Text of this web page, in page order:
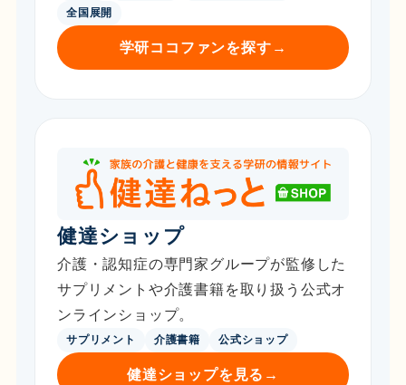
全国展開
学研ココファンを探す →
健達ショップ
介護・認知症の専門家グループが監修した
サプリメントや介護書籍を取り扱う公式オ
ンラインショップ。
サプリメント 介護書籍 公式ショップ
健達ショップを見る →